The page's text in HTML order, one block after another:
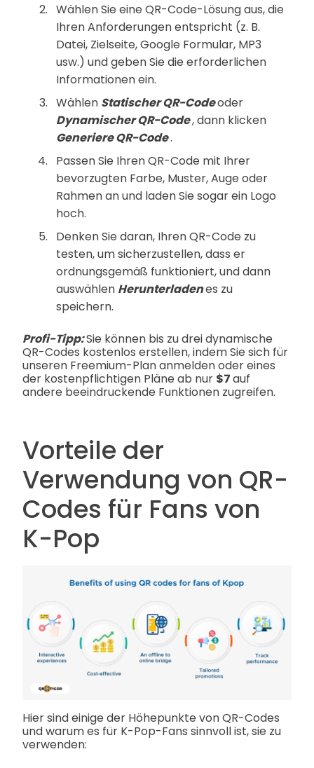
Wählen Sie eine QR-Code-Lösung aus, die
Ihren Anforderungen entspricht (z. B.
Datei, Zielseite, Google Formular, MP3
usw.) und geben Sie die erforderlichen
Informationen ein.
Wählen Statischer QR-Codeoder
Dynamischer QR-Code, dann klicken
Generiere QR-Code.
Passen Sie Ihren QR-Code mit Ihrer
bevorzugten Farbe, Muster, Auge oder
Rahmen an und laden Sie sogar ein Logo
hoch.
Denken Sie daran, Ihren QR-Code zu
testen, um sicherzustellen, dass er
ordnungsgemäß funktioniert, und dann
auswählen Herunterladenes zu
speichern.
Profi-Tipp:Sie können bis zu drei dynamische
QR-Codes kostenlos erstellen, indem Sie sich für
unseren Freemium-Plan anmelden oder eines
der kostenpflichtigen Pläne ab nur $7auf
andere beeindruckende Funktionen zugreifen.
Vorteile der
Verwendung von QR-
Codes für Fans von
K-Pop
Hier sind einige der Höhepunkte von QR-Codes
und warum es für K-Pop-Fans sinnvoll ist, sie zu
verwenden: